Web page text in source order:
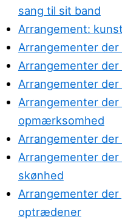
sang til sit band
Arrangement:
Arrangementer
Arrangementer
Arrangementer
Arrangementer
opmærksomhed
Arrangementer
Arrangementer
skønhed
Arrangementer
optrædener